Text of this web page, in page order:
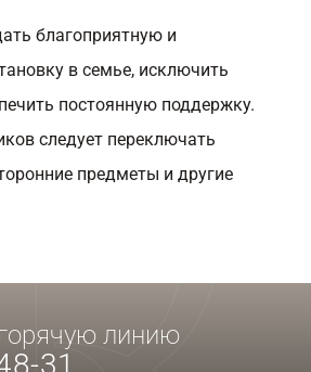
благоприятную и
в семье, исключить
постоянную поддержку.
следует переключать
предметы и другие
линию
31